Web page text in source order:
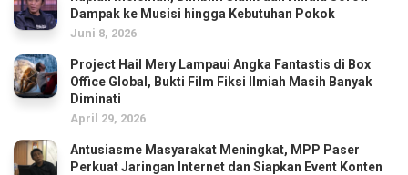
Dampak ke Musisi hingga Kebutuhan Pokok
Juni 8, 2026
Project Hail Mery Lampaui Angka Fantastis di Box
Office Global, Bukti Film Fiksi Ilmiah Masih Banyak
Diminati
April 29, 2026
Antusiasme Masyarakat Meningkat, MPP Paser
Perkuat Jaringan Internet dan Siapkan Event Konten